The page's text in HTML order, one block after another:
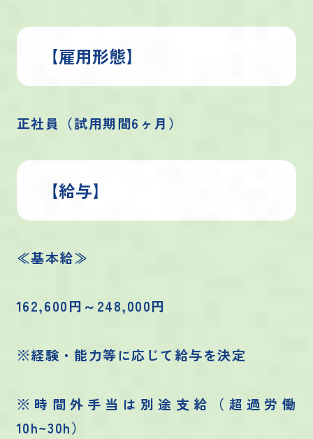
【雇用形態】
正社員（試用期間6ヶ月）
【給与】
≪基本給≫
162,600円～248,000円
※経験・能力等に応じて給与を決定
※時間外手当は別途支給（超過労働
10h~30h）